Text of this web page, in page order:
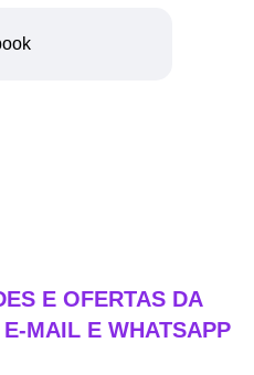
E OFERTAS DA
MAIL E WHATSAPP